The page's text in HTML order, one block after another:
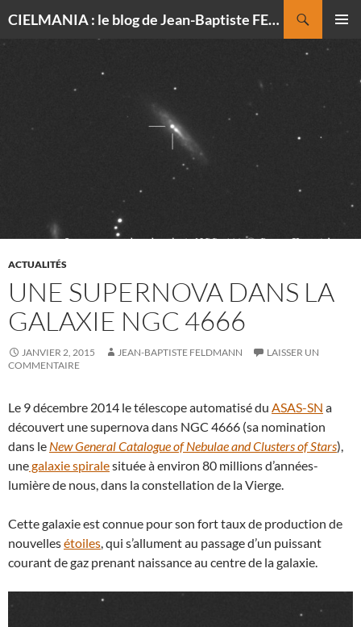
CIELMANIA : le blog de Jean-Baptiste FELDMANN, photographe du ciel
ACTUALITÉS
UNE SUPERNOVA DANS LA
GALAXIE NGC 4666
JANVIER 2, 2015 JEAN-BAPTISTE FELDMANN
LAISSER UN
COMMENTAIRE
Le 9 décembre 2014 le télescope automatisé du ASAS-SN a
découvert une supernova dans NGC 4666 (sa nomination
dans le New General Catalogue of Nebulae and Clusters of Stars),
unegalaxie spiralesituée à environ 80 millions d’années-
lumière de nous, dans la constellation de la Vierge.
Cette galaxie est connue pour son fort taux de production de
nouvellesétoiles, qui s’allument au passage d’un puissant
courant de gaz prenant naissance au centre de la galaxie.